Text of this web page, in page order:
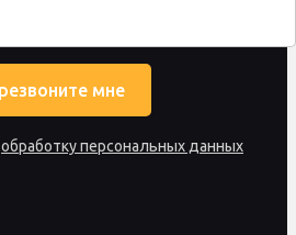
обработку персональных данных